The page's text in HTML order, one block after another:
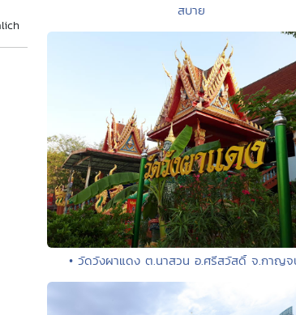
สบาย
• วัดวังผาแดง ต.นาสวน อ.ศรีสวัสดิ์ จ.กาญจ